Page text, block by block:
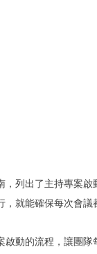
列出了主持專案
就能確保每次會議
動的流程，讓團